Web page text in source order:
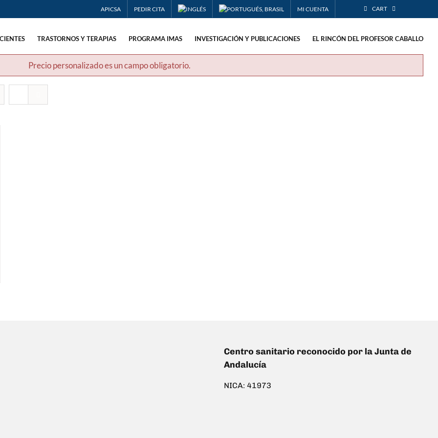
APICSA PEDIR CITA MI CUENTA CART
TRASTORNOS Y TERAPIAS PROGRAMA IMAS INVESTIGACIÓN Y PUBLICACIONES EL RINCÓN DEL PROFESOR CABALLO
Precio personalizado es un campo obligatorio.
Centro sanitario reconocido por la Junta de
Andalucía
NICA: 41973